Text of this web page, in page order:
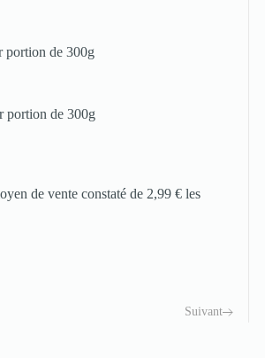
portion de 300g
portion de 300g
de vente constaté de 2,99 € les
Suivant